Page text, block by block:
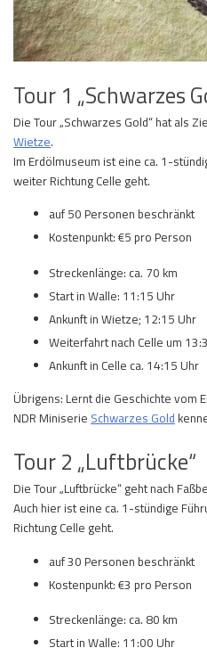
Tour 1 „Schwarzes
Die Tour „Schwarzes Gold“ hat als
Wietze.
Im Erdölmuseum ist eine ca. 1-
weiter Richtung Celle geht.
auf 50 Personen beschränkt
Kostenpunkt: €5 pro Person
Streckenlänge: ca. 70 km
Start in Walle: 11:15 Uhr
Ankunft in Wietze; 12:15 Uhr
Weiterfahrt nach Celle um
Ankunft in Celle ca. 14:15 Uhr
Übrigens: Lernt die Geschichte vom
NDR Miniserie Schwarzes Gold
Tour 2 „Luftbrücke“
Die Tour „Luftbrücke“ geht nach
Auch hier ist eine ca. 1-stündige
Richtung Celle geht.
auf 30 Personen beschränkt
Kostenpunkt: €3 pro Person
Streckenlänge: ca. 80 km
Start in Walle: 11:00 Uhr